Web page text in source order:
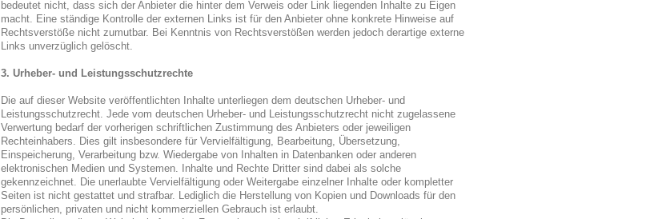
bedeutet nicht, dass sich der Anbieter die hinter dem Verweis oder Link liegenden Inhalte zu Eigen
macht. Eine ständige Kontrolle der externen Links ist für den Anbieter ohne konkrete Hinweise auf
Rechtsverstöße nicht zumutbar. Bei Kenntnis von Rechtsverstößen werden jedoch derartige externe
Links unverzüglich gelöscht.
3. Urheber- und Leistungsschutzrechte
Die auf dieser Website veröffentlichten Inhalte unterliegen dem deutschen Urheber- und
Leistungsschutzrecht. Jede vom deutschen Urheber- und Leistungsschutzrecht nicht zugelassene
Verwertung bedarf der vorherigen schriftlichen Zustimmung des Anbieters oder jeweiligen
Rechteinhabers. Dies gilt insbesondere für Vervielfältigung, Bearbeitung, Übersetzung,
Einspeicherung, Verarbeitung bzw. Wiedergabe von Inhalten in Datenbanken oder anderen
elektronischen Medien und Systemen. Inhalte und Rechte Dritter sind dabei als solche
gekennzeichnet. Die unerlaubte Vervielfältigung oder Weitergabe einzelner Inhalte oder kompletter
Seiten ist nicht gestattet und strafbar. Lediglich die Herstellung von Kopien und Downloads für den
persönlichen, privaten und nicht kommerziellen Gebrauch ist erlaubt.